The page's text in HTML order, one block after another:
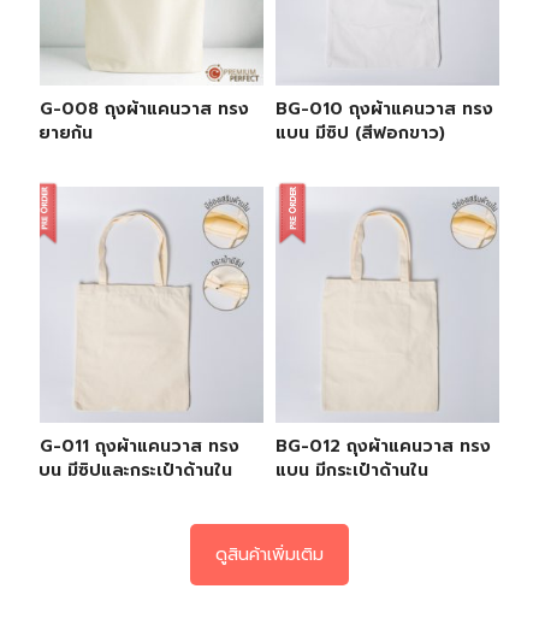
BG-008 ถุงผ้าแคนวาส ทรง
ขยายก้น
BG-010 ถุงผ้าแคนวาส ทรง
แบน มีซิป (สีฟอกขาว)
BG-011 ถุงผ้าแคนวาส ทรง
แบน มีซิปและกระเป๋าด้านใน
BG-012 ถุงผ้าแคนวาส ทรง
แบน มีกระเป๋าด้านใน
ดูสินค้าเพิ่มเติม